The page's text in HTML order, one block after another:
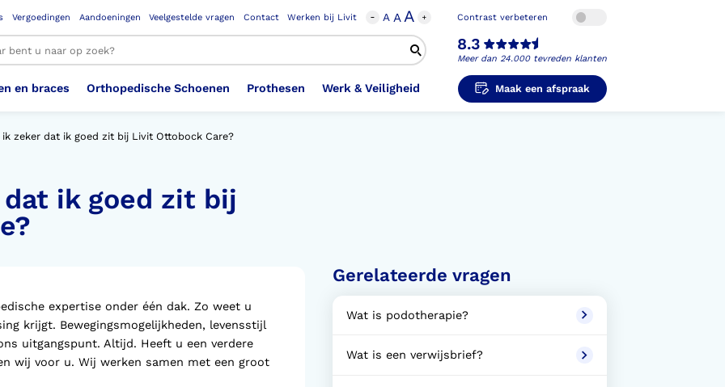
Vergoedingen Aandoeningen Veelgestelde vragen Contact Werken bij Livit A AA Contrast verbeteren
8.3
Meer dan 24.000 tevreden klanten
Therapeutisch Elastische
Kousen (klasse 2)
3D geprinte steunzolen
en braces
Been Knie
Rug Schouder
Orthopedische Schoenen
Orthopedische Schoenen OSA
Verbandschoen Werk en Veiligheid
Prothesen
Bovenbeenprothese
Schouderprothese
Werk & Veiligheid
Veiligheidsschoenen –
Werknemer
Maak een afspraak
ik zeker dat ik goed zit bij Livit Ottobock Care?
ik goed zit bij
expertise onder één dak. Zo weet u
krijgt. Bewegingsmogelijkheden, levensstijl
uitgangspunt. Altijd. Heeft u een verdere
wij voor u. Wij werken samen met een groot
Gerelateerde vragen
Wat is podotherapie?
Wat is een verwijsbrief?